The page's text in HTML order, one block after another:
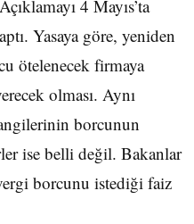
4 Mayıs’ta
Yasaya göre, yeniden
ötelenecek firmaya
olması. Aynı
borcunun
ise belli değil. Bakanlar
borcunu istediği faiz